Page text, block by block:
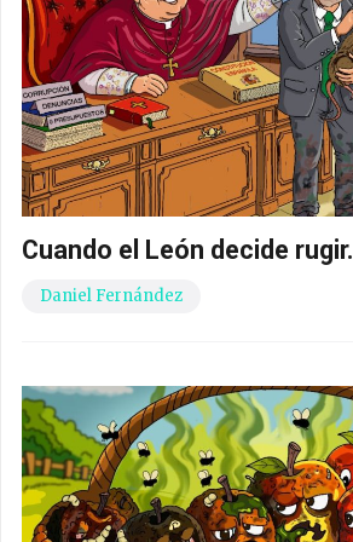
Cuando el León decide rugir.
Daniel Fernández